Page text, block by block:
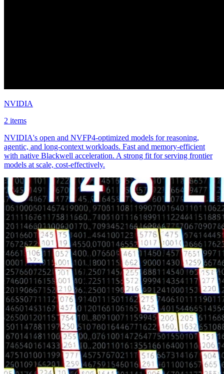
NVIDIA
2 items
NVIDIA's open and NVFP4-optimized models for reasoning,
agentic, and long-context workloads. Fast and memory-efficient
with native Blackwell acceleration. A strong fit for serving frontier
models at scale, cost-effectively.